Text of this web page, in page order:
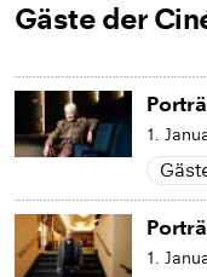
Gäste der
1.
1.